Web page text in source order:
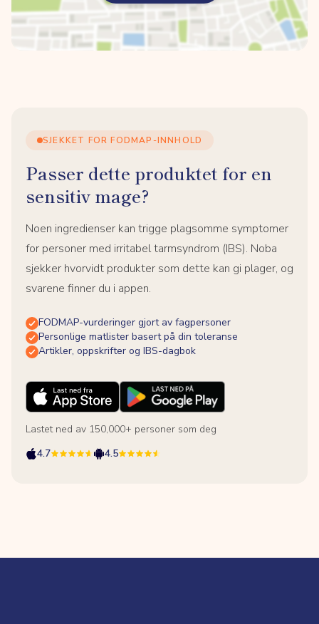
SJEKKET FOR FODMAP-INNHOLD
Passer dette produktet for en
sensitiv mage?
Noen ingredienser kan trigge plagsomme symptomer
for personer med irritabel tarmsyndrom (IBS). Noba
sjekker hvorvidt produkter som dette kan gi plager, og
svarene finner du i appen.
FODMAP-vurderinger gjort av fagpersoner
Personlige matlister basert på din toleranse
Artikler, oppskrifter og IBS-dagbok
Lastet ned av 150,000+ personer som deg
4.7
4.5